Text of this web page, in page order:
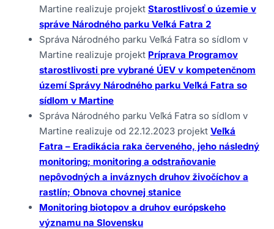
Príprava Programov starostlivosti pre vybrané ÚEV v
kompetenčnom území Správy Národného parku
Veľká Fatra so sídlom v Martine
Projekt Starostlivosť o územie v správe Národného
parku Veľká Fatra
Projekt Veľká Fatra - Eradikácia raka červeného, jeho
následný monitoring; monitoring a odstraňovanie
nepôvodných a inváznych druhov živočíchov a
rastlín; Obnova chovnej stanice
Realizácia programov starostlivosti o veľké šelmy na
Slovensku
Starostlivosť o územie v správe Národného parku
Veľká Fatra 2
Martine realizuje projekt Starostlivosť o územie v
správe Národného parku Veľká Fatra 2
Správa Národného parku Veľká Fatra so sídlom v
Martine realizuje projekt Príprava Programov
starostlivosti pre vybrané ÚEV v kompetenčnom
území Správy Národného parku Veľká Fatra so
sídlom v Martine
Správa Národného parku Veľká Fatra so sídlom v
Martine realizuje od 22.12.2023 projekt Veľká
Fatra – Eradikácia raka červeného, jeho následný
monitoring; monitoring a odstraňovanie
nepôvodných a inváznych druhov živočíchov a
rastlín; Obnova chovnej stanice
Monitoring biotopov a druhov európskeho
významu na Slovensku